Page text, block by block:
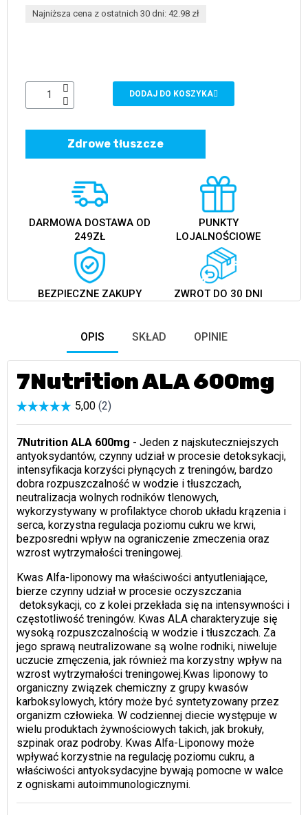
Najniższa cena z ostatnich 30 dni: 42.98 zł
DODAJ DO KOSZYKA
Zdrowe tłuszcze
DARMOWA DOSTAWA OD
249ZŁ
PUNKTY
LOJALNOŚCIOWE
BEZPIECZNE ZAKUPY ZWROT DO 30 DNI
OPIS SKŁAD OPINIE
7Nutrition ALA 600mg
7Nutrition ALA 600mg - Jeden z najskuteczniejszych
antyoksydantów, czynny udział w procesie detoksykacji,
intensyfikacja korzyści płynących z treningów, bardzo
dobra rozpuszczalność w wodzie i tłuszczach,
neutralizacja wolnych rodników tlenowych,
wykorzystywany w profilaktyce chorob układu krązenia i
serca, korzystna regulacja poziomu cukru we krwi,
bezposredni wpływ na ograniczenie zmeczenia oraz
wzrost wytrzymałości treningowej.
Kwas Alfa-liponowy ma właściwości antyutleniające,
bierze czynny udział w procesie oczyszczania
detoksykacji, co z kolei przekłada się na intensywności i
częstotliwość treningów. Kwas ALA charakteryzuje się
wysoką rozpuszczalnością w wodzie i tłuszczach. Za
jego sprawą neutralizowane są wolne rodniki, niweluje
uczucie zmęczenia, jak również ma korzystny wpływ na
wzrost wytrzymałości treningowej.Kwas liponowy to
organiczny związek chemiczny z grupy kwasów
karboksylowych, który może być syntetyzowany przez
organizm człowieka. W codziennej diecie występuje w
wielu produktach żywnościowych takich, jak brokuły,
szpinak oraz podroby. Kwas Alfa-Liponowy może
wpływać korzystnie na regulację poziomu cukru, a
właściwości antyoksydacyjne bywają pomocne w walce
z ogniskami autoimmunologicznymi.